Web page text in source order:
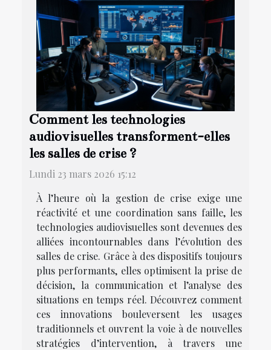
Comment les technologies
audiovisuelles transforment-elles
les salles de crise ?
Lundi 23 mars 2026 15:12
À l’heure où la gestion de crise exige une
réactivité et une coordination sans faille, les
technologies audiovisuelles sont devenues des
alliées incontournables dans l’évolution des
salles de crise. Grâce à des dispositifs toujours
plus performants, elles optimisent la prise de
décision, la communication et l’analyse des
situations en temps réel. Découvrez comment
ces innovations bouleversent les usages
traditionnels et ouvrent la voie à de nouvelles
stratégies d’intervention, à travers une